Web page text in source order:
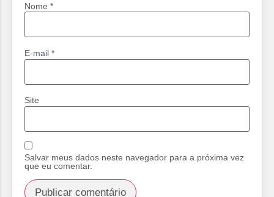
Nome *
E-mail *
Site
Salvar meus dados neste navegador para a próxima vez
que eu comentar.